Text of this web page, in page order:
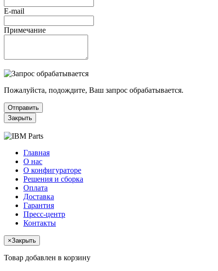
E-mail
Примечание
Пожалуйста, подождите, Ваш запрос обрабатывается.
Отправить
Закрыть
Главная
О нас
О конфигураторе
Решения и сборка
Оплата
Доставка
Гарантия
Пресс-центр
Контакты
×Закрыть
Товар добавлен в корзину